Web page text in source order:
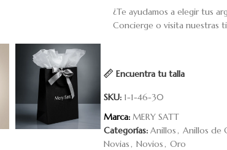
Encuentra tu talla
¿Te ayudamos a elegir tus
Concierge o visita nuestras
SKU: 1-1-46-30
Categorías: Anillos, Anillos de
Novias, Novios, Oro
Marca: MERY SATT